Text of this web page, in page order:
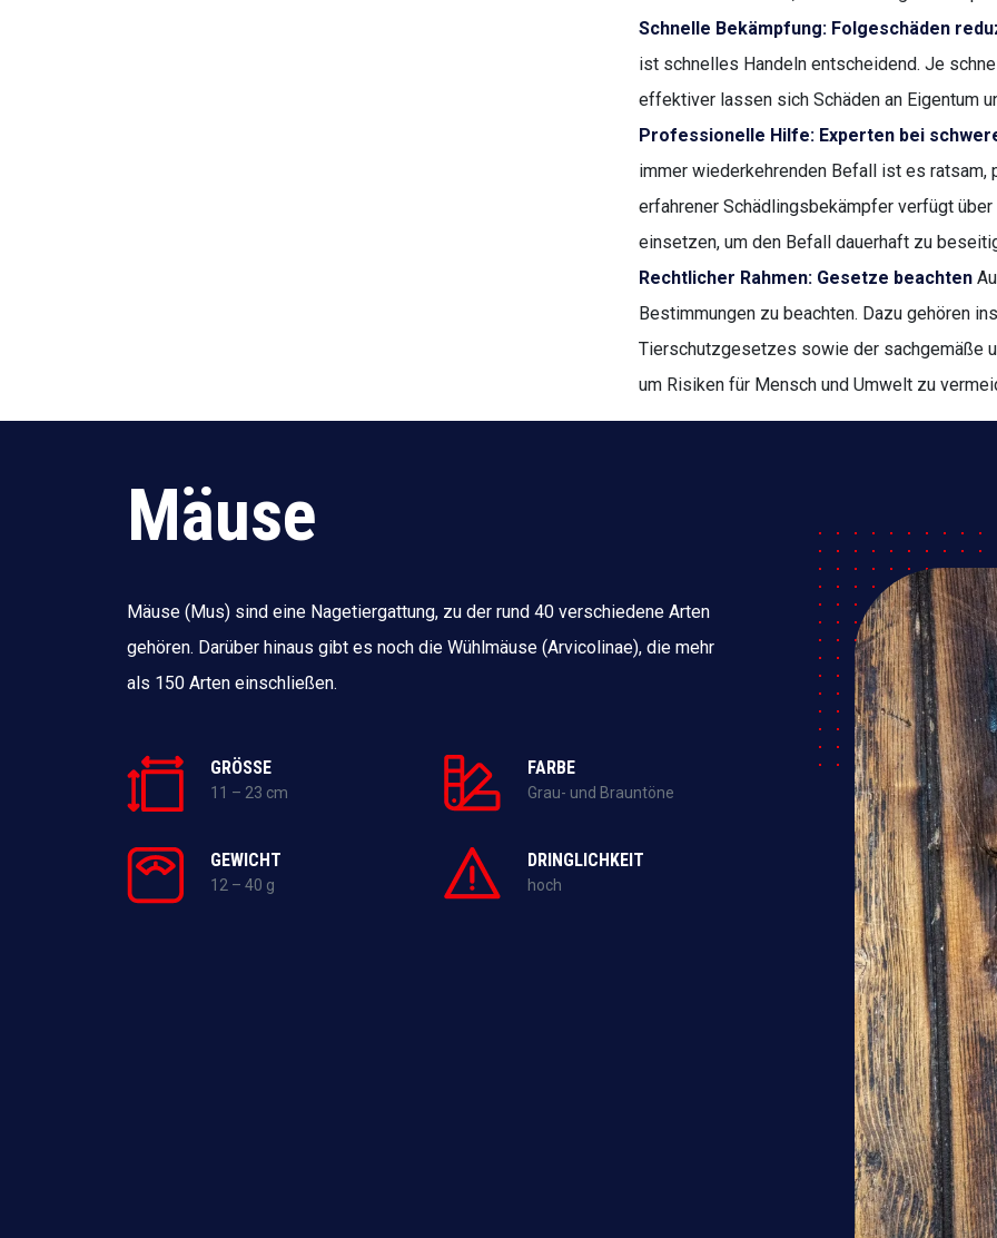
Schnelle Bekämpfung: Folgeschäden
ist schnelles Handeln entscheidend. Je
effektiver lassen sich Schäden an Eigentum
Professionelle Hilfe: Experten bei
immer wiederkehrenden Befall ist es
erfahrener Schädlingsbekämpfer verfügt
einsetzen, um den Befall dauerhaft zu
Rechtlicher Rahmen: Gesetze beachten
Bestimmungen zu beachten. Dazu gehören
Tierschutzgesetzes sowie der sachgemäße
um Risiken für Mensch und Umwelt zu
Mäuse
Mäuse (Mus) sind eine Nagetiergattung, zu der rund 40 verschiedene Arten
gehören. Darüber hinaus gibt es noch die Wühlmäuse (Arvicolinae), die mehr
als 150 Arten einschließen.
GRÖSSE
11 – 23 cm
FARBE
Grau- und Brauntöne
GEWICHT
12 – 40 g
DRINGLICHKEIT
hoch